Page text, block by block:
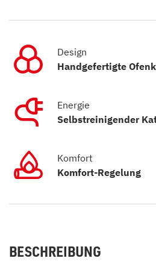
Design
Handgefertigte
Energie
Selbstreinigender
Komfort
Komfort-Regelung
BESCHREIBUNG